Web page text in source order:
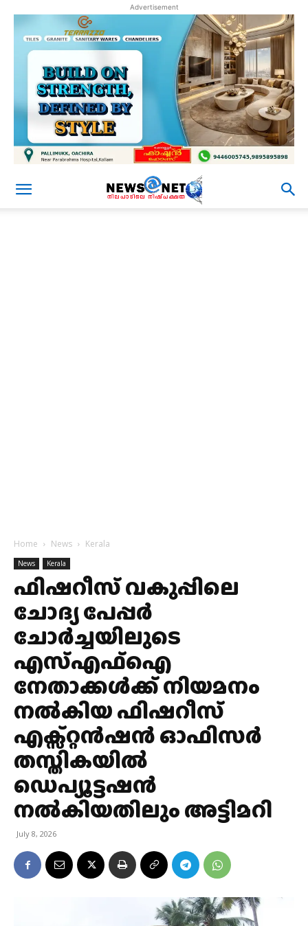
Advertisement
Home News Kerala
News Kerala
ഫിഷറീസ് വകുപ്പിലെ
ചോദ്യ പേപ്പർ
ചോർച്ചയിലുടെ
എസ്എഫ്ഐ
നേതാക്കൾക്ക് നിയമനം
നൽകിയ ഫിഷറീസ്
എക്സ്റ്റൻഷൻ ഓഫിസർ
തസ്തികയിൽ
ഡെപ്യൂട്ടഷൻ
നൽകിയതി‌ലും അട്ടിമറി
July 8, 2026